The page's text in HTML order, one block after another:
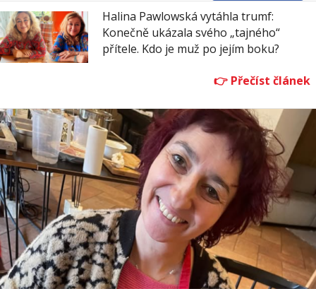
Halina Pawlowská vytáhla trumf:
Konečně ukázala svého „tajného“
přítele. Kdo je muž po jejím boku?